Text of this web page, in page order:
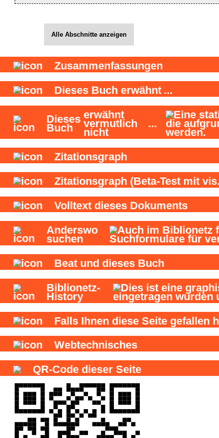
Alle Abschnitte anzeigen
Zusammenfassungen
Dieses Buch erwähnt ...
Dieses
Buch
erwähnt
vermutlich
nicht
...
Zitationsgraph
Zitationsgraph (Beta-Test mit
Volltext dieses Dokuments
Anderswo
suchen
Beat und dieses Buch
Biblionetz-
History
Falls Ihnen diese Seite gefallen
Webtechnisches
QR-Code dieser Seite